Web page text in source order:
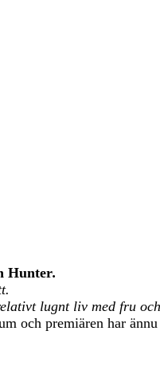
Hunter.
lugnt liv med fru
och premiären har